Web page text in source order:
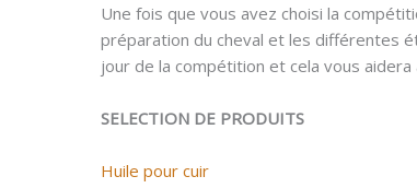
Une fois que vous avez choisi la
préparation du cheval et les différentes
jour de la compétition et cela vous
SELECTION DE PRODUITS
Huile pour cuir